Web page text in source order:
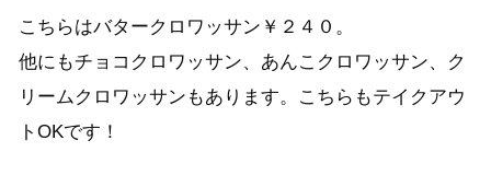
こちらはバタークロワッサン￥２４０。
他にもチョコクロワッサン、あんこクロワッサン、ク
リームクロワッサンもあります。
こちらもテイクアウ
トOKです！